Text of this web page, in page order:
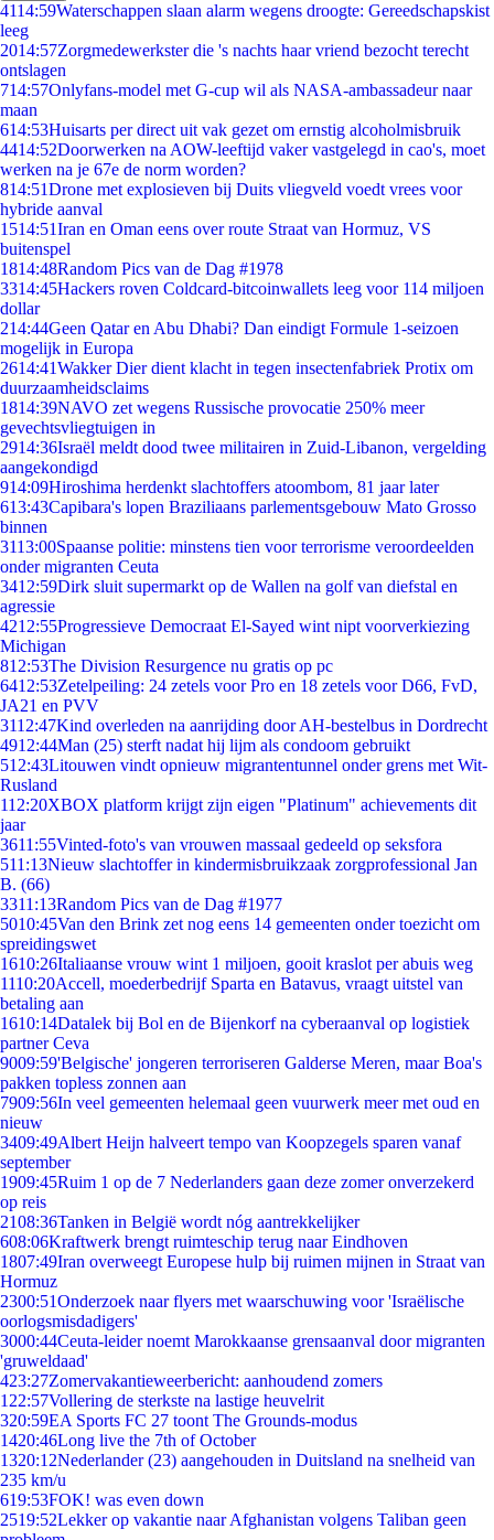
4114:59Waterschappen slaan alarm wegens droogte: Gereedschapskist
leeg
2014:57Zorgmedewerkster die 's nachts haar vriend bezocht terecht
ontslagen
714:57Onlyfans-model met G-cup wil als NASA-ambassadeur naar
maan
614:53Huisarts per direct uit vak gezet om ernstig alcoholmisbruik
4414:52Doorwerken na AOW-leeftijd vaker vastgelegd in cao's, moet
werken na je 67e de norm worden?
814:51Drone met explosieven bij Duits vliegveld voedt vrees voor
hybride aanval
1514:51Iran en Oman eens over route Straat van Hormuz, VS
buitenspel
1814:48Random Pics van de Dag #1978
3314:45Hackers roven Coldcard-bitcoinwallets leeg voor 114 miljoen
dollar
214:44Geen Qatar en Abu Dhabi? Dan eindigt Formule 1-seizoen
mogelijk in Europa
2614:41Wakker Dier dient klacht in tegen insectenfabriek Protix om
duurzaamheidsclaims
1814:39NAVO zet wegens Russische provocatie 250% meer
gevechtsvliegtuigen in
2914:36Israël meldt dood twee militairen in Zuid-Libanon, vergelding
aangekondigd
914:09Hiroshima herdenkt slachtoffers atoombom, 81 jaar later
613:43Capibara's lopen Braziliaans parlementsgebouw Mato Grosso
binnen
3113:00Spaanse politie: minstens tien voor terrorisme veroordeelden
onder migranten Ceuta
3412:59Dirk sluit supermarkt op de Wallen na golf van diefstal en
agressie
4212:55Progressieve Democraat El-Sayed wint nipt voorverkiezing
Michigan
812:53The Division Resurgence nu gratis op pc
6412:53Zetelpeiling: 24 zetels voor Pro en 18 zetels voor D66, FvD,
JA21 en PVV
3112:47Kind overleden na aanrijding door AH-bestelbus in Dordrecht
4912:44Man (25) sterft nadat hij lijm als condoom gebruikt
512:43Litouwen vindt opnieuw migrantentunnel onder grens met Wit-
Rusland
112:20XBOX platform krijgt zijn eigen "Platinum" achievements dit
jaar
3611:55Vinted-foto's van vrouwen massaal gedeeld op seksfora
511:13Nieuw slachtoffer in kindermisbruikzaak zorgprofessional Jan
B. (66)
3311:13Random Pics van de Dag #1977
5010:45Van den Brink zet nog eens 14 gemeenten onder toezicht om
spreidingswet
1610:26Italiaanse vrouw wint 1 miljoen, gooit kraslot per abuis weg
1110:20Accell, moederbedrijf Sparta en Batavus, vraagt uitstel van
betaling aan
1610:14Datalek bij Bol en de Bijenkorf na cyberaanval op logistiek
partner Ceva
9009:59'Belgische' jongeren terroriseren Galderse Meren, maar Boa's
pakken topless zonnen aan
7909:56In veel gemeenten helemaal geen vuurwerk meer met oud en
nieuw
3409:49Albert Heijn halveert tempo van Koopzegels sparen vanaf
september
1909:45Ruim 1 op de 7 Nederlanders gaan deze zomer onverzekerd
op reis
2108:36Tanken in België wordt nóg aantrekkelijker
608:06Kraftwerk brengt ruimteschip terug naar Eindhoven
1807:49Iran overweegt Europese hulp bij ruimen mijnen in Straat van
Hormuz
2300:51Onderzoek naar flyers met waarschuwing voor 'Israëlische
oorlogsmisdadigers'
3000:44Ceuta-leider noemt Marokkaanse grensaanval door migranten
'gruweldaad'
423:27Zomervakantieweerbericht: aanhoudend zomers
1 22:57Vollering de sterkste na lastige heuvelrit
320:59EA Sports FC 27 toont The Grounds-modus
1420:46Long live the 7th of October
1320:12Nederlander (23) aangehouden in Duitsland na snelheid van
235 km/u
619:53FOK! was even down
2519:52Lekker op vakantie naar Afghanistan volgens Taliban geen